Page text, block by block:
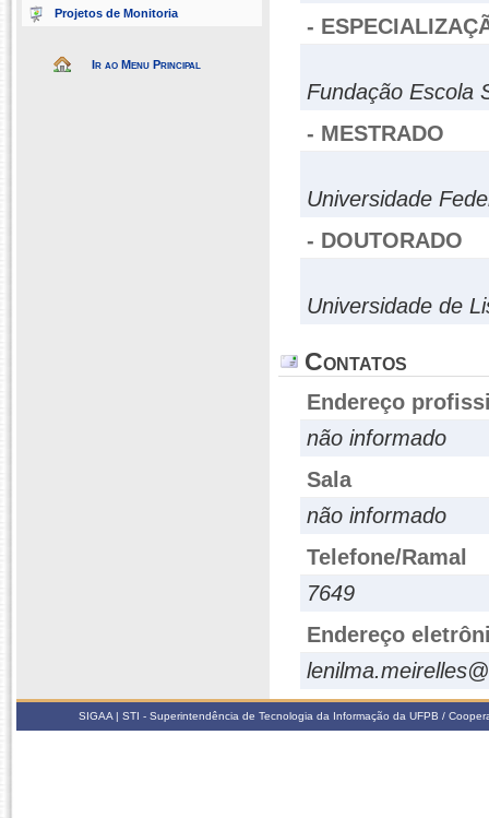
Projetos de Monitoria
Ir ao Menu Principal
-
Fundação Escola
- MESTRADO
Universidade
- DOUTORADO
Universidade de
Contatos
Endereço
não informado
Sala
não informado
Telefone/Ramal
7649
Endereço
SIGAA | STI - Superintendência de Tecnologia da Informação da UFPB /